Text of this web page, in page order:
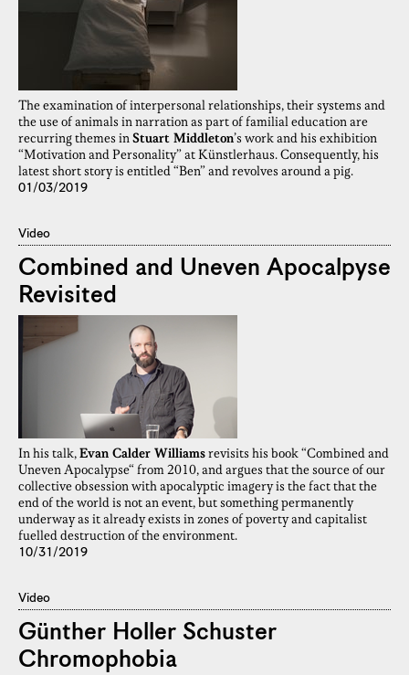
The examination of interpersonal relationships, their systems and
the use of animals in narration as part of familial education are
recurring themes inStuart Middleton’s work and his exhibition
“Motivation and Personality” at Künstlerhaus. Consequently, his
latest short story is entitled “Ben” and revolves around a pig.
01/03/2019
Video
Combined and Uneven Apocalpyse
Revisited
In his talk,Evan Calder Williamsrevisits his book “Combined and
Uneven Apocalypse“ from 2010, and argues that the source of our
collective obsession with apocalyptic imagery is the fact that the
end of the world is not an event, but something permanently
underway as it already exists in zones of poverty and capitalist
fuelled destruction of the environment.
10/31/2019
Video
Günther Holler Schuster
Chromophobia